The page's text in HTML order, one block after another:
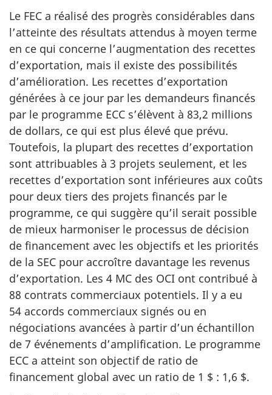
Le FEC a réalisé des progrès considérables dans
l’atteinte des résultats attendus à moyen terme
en ce qui concerne l’augmentation des recettes
d’exportation, mais il existe des possibilités
d’amélioration. Les recettes d’exportation
générées à ce jour par les demandeurs financés
par le programme ECC s’élèvent à 83,2 millions
de dollars, ce qui est plus élevé que prévu.
Toutefois, la plupart des recettes d’exportation
sont attribuables à 3 projets seulement, et les
recettes d’exportation sont inférieures aux coûts
pour deux tiers des projets financés par le
programme, ce qui suggère qu’il serait possible
de mieux harmoniser le processus de décision
de financement avec les objectifs et les priorités
de la SEC pour accroître davantage les revenus
d’exportation. Les 4 MC des OCI ont contribué à
88 contrats commerciaux potentiels. Il y a eu
54 accords commerciaux signés ou en
négociations avancées à partir d’un échantillon
de 7 événements d’amplification. Le programme
ECC a atteint son objectif de ratio de
financement global avec un ratio de 1 $ : 1,6 $.